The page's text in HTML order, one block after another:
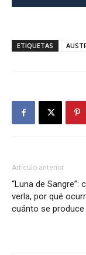
ETIQUETAS
Artículo anterior
“Luna de Sangre”:
verla, por qué
cuánto se produce